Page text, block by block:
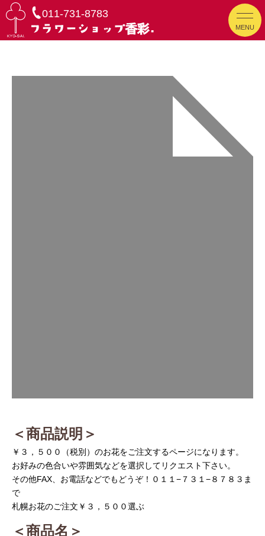
011-731-8783
MENU
＜商品説明＞
￥３，５００（税別）のお花をご注文するページになります。
お好みの色合いや雰囲気などを選択してリクエスト下さい。
その他FAX、お電話などでもどうぞ！０１１−７３１−８７８３ま
で
札幌お花のご注文￥３，５００選ぶ
＜商品名＞